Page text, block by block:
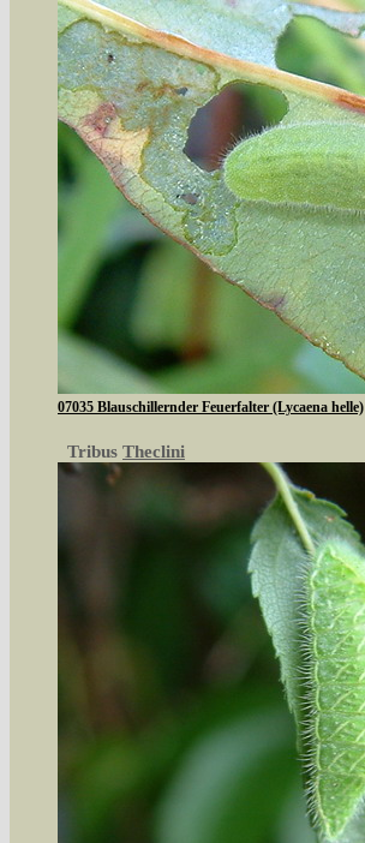
07035 Blauschillernder Feuerfalter (Lycaena helle)
Tribus Theclini